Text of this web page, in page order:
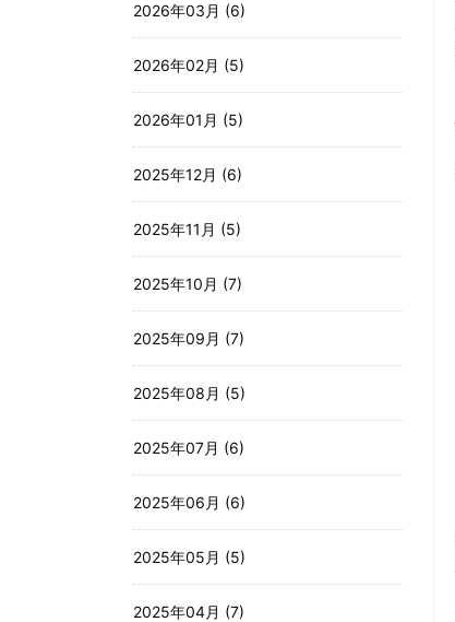
2026年03月 (6)
2026年02月 (5)
2026年01月 (5)
2025年12月 (6)
2025年11月 (5)
2025年10月 (7)
2025年09月 (7)
2025年08月 (5)
2025年07月 (6)
2025年06月 (6)
2025年05月 (5)
2025年04月 (7)